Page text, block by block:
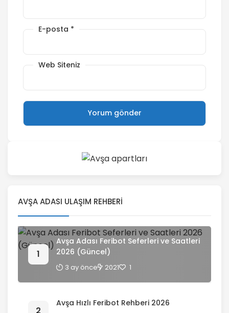
E-posta *
Web Siteniz
AVŞA ADASI ULAŞIM REHBERI
Avşa Adası Feribot Seferleri ve Saatleri
2026 (Güncel)
3 ay önce 2021 1
Avşa Hızlı Feribot Rehberi 2026